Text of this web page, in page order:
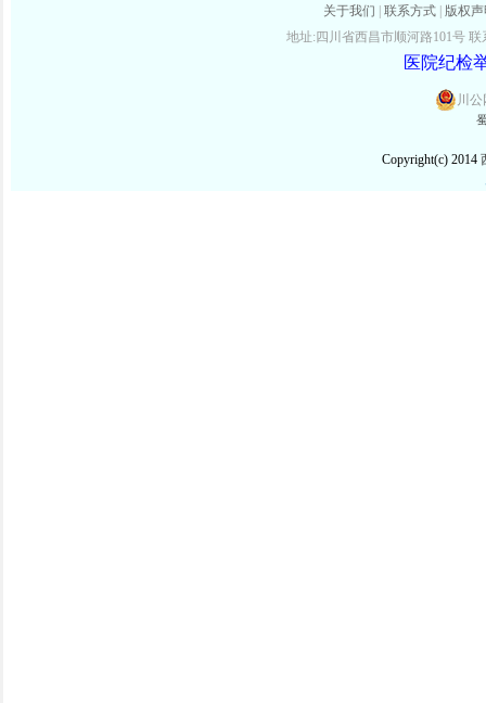
关于我们 联系方式
版权
地址:四川省西昌市顺河路101号 联
医院纪检
川公
Copyright(c) 2014